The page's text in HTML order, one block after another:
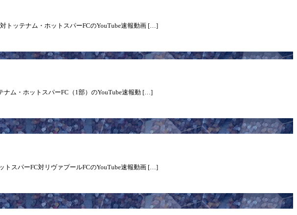
トッテナム・ホットスパーFCのYouTube速報動画 […]
ナム・ホットスパーFC（1部）のYouTube速報動 […]
トスパーFC対リヴァプールFCのYouTube速報動画 […]